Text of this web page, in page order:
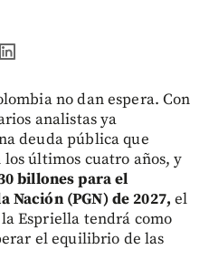
no dan espera. Con
analistas ya
deuda pública que
últimos cuatro años, y
billones para el
Nación (PGN) de 2027, el
Espriella tendrá como
el equilibrio de las